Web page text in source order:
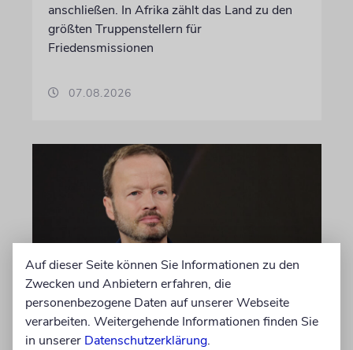
anschließen. In Afrika zählt das Land zu den
größten Truppenstellern für
Friedensmissionen
07.08.2026
MEINUNG
Wie Georg Restle die
Auf dieser Seite können Sie Informationen zu den
Zwecken und Anbietern erfahren, die
personenbezogene Daten auf unserer Webseite
verarbeiten. Weitergehende Informationen finden Sie
in unserer Datenschutzerklärung.